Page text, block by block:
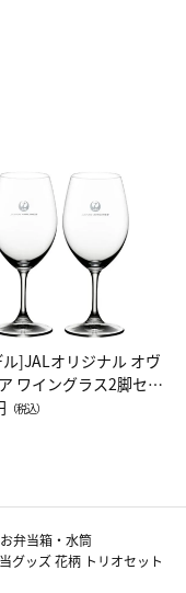
]JALオリジナル オヴ
ワイングラス2脚セッ
ドワイン）
（税込）
お弁当箱・水筒
グッズ 花柄 トリオセット